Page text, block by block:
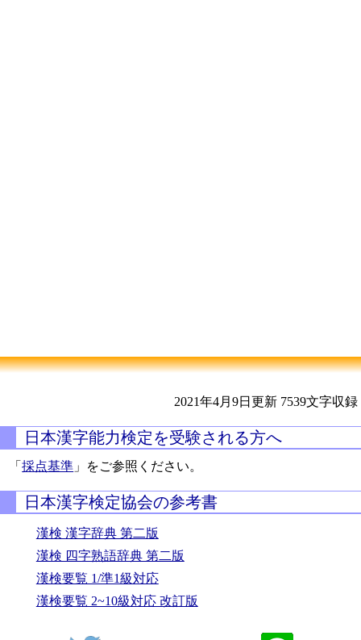
2021年4月9日更新 7539文字収録
日本漢字能力検定を受験される方へ
「採点基準 」をご参照ください。
日本漢字検定協会の参考書
漢検 漢字辞典 第二版
漢検 四字熟語辞典 第二版
漢検要覧 1/準1級対応
漢検要覧 2~10級対応 改訂版